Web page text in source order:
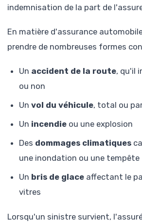
indemnisation de la part de
En matière d'assurance
prendre de nombreuses formes
Un accident de la route, qu'il
ou non
Un vol du véhicule, total ou
Un incendie ou une explosion
Des dommages climatiques
une inondation ou une tempête
Un bris de glace affectant le
vitres
Lorsqu'un sinistre survient,